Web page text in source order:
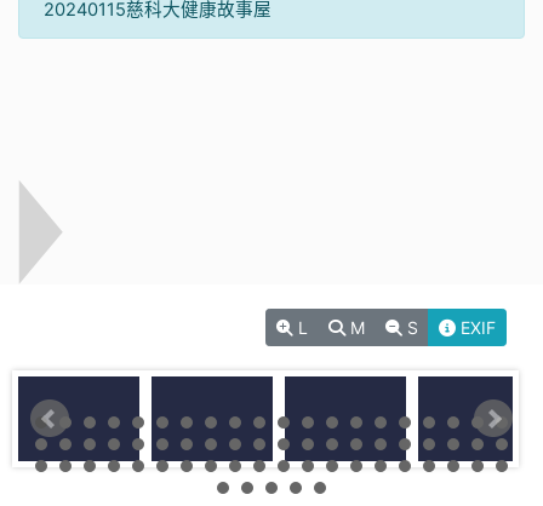
20240115慈科大健康故事屋
L M S EXIF